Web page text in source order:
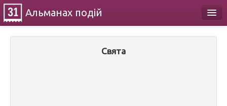
Альманах подій
Свята